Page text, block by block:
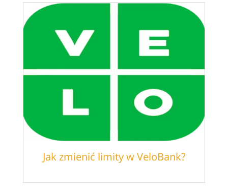
Jak zmienić limity w VeloBank?